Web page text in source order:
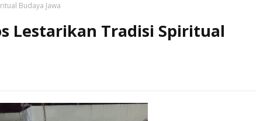
Budaya Jawa
Lestarikan Tradisi Spiritual